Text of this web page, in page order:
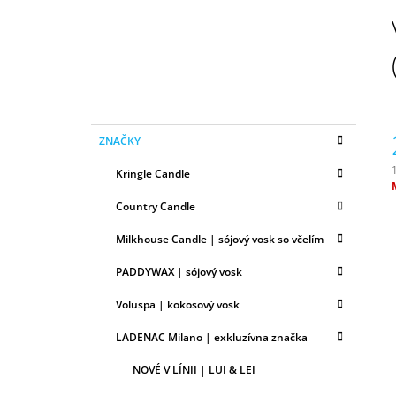
kategórie
K
AZNAČKY
Kringle Candle
Country Candle
Milkhouse Candle | sójový vosk so včelím
PADDYWAX | sójový vosk
Voluspa | kokosový vosk
LADENAC Milano | exkluzívna značka
NOVÉ V LÍNII | LUI & LEI